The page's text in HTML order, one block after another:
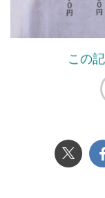
この